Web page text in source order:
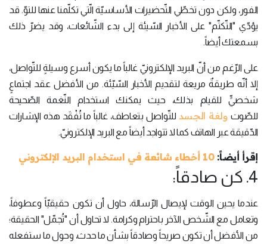
الفور، ولكن دون تخطّي التّحضيرات الأساسيّة الّتي تكلّمنا عنها للتوّ. قد
يؤدّي "التّكتّم" على الأخبار السّيئة إلى بدء الشّائعات، وقد يضرّ ذلك
بسمعتك أيضاً.
على الرّغم من أنّ البريد الإلكترونيّ غالباً ما يكون أسرع وسيلةٍ للتّواصل،
إلا أنّه طريقةٌ مريعة لتقديم الأخبار السّيّئة. من الأفضل عقد اجتماعٍ
شخصيٍّ للقيام بذلك، حيث يمكنك استخدام النّغمة الصّحيحة
للصّوت ولغة الجسد للتّواصل بتعاطف، غالباً ما تُفْقَد هذه الإشارات
الدّقيقة عبر الهاتف كما لا تتواجد أيضاً مع البريد الإلكترونيّ.
إقرأ أيضاً:10 أخطاء شائعة في استخدام البريد الإلكتروني
4. كن صادقاً:
عندما يحين الوقت لإيصال الرّسالة، حاول أن تكون حقيقيّاً وعطوفاً،
وتعامل مع الشّخص الآخر باحترام وكرامة. لا تحاول أن "تُجمّل" الحقيقة؛
من الأفضل أن تكون صريحاً وصادقاً بشأن ما حدث، وحول ما ستفعله